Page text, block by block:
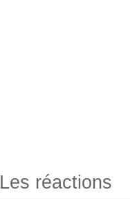
Les réactions